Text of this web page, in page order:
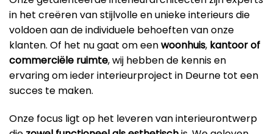
in het creëren van stijlvolle en unieke interieurs die
voldoen aan de individuele behoeften van onze
klanten. Of het nu gaat om eenwoonhuis, kantoorof
commerciële ruimte, wij hebben de kennis en
ervaring om ieder interieurproject in Deurne tot een
succes te maken.
Onze focus ligt op het leveren van interieurontwerp